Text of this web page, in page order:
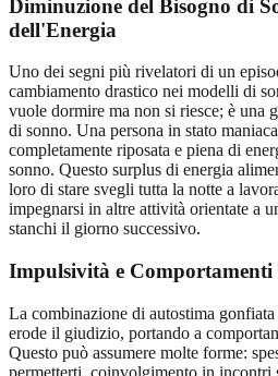
Diminuzione del Bisogno di
dell'Energia
Uno dei segni più rivelatori di un
cambiamento drastico nei modelli di
vuole dormire ma non si riesce; è una
di sonno. Una persona in stato
completamente riposata e piena di
sonno. Questo surplus di energia
loro di stare svegli tutta la notte a
impegnarsi in altre attività orientate a
stanchi il giorno successivo.
Impulsività e Comportamenti
La combinazione di autostima gonfiata
erode il giudizio, portando a
Questo può assumere molte forme:
permetterti, coinvolgimento in incontri